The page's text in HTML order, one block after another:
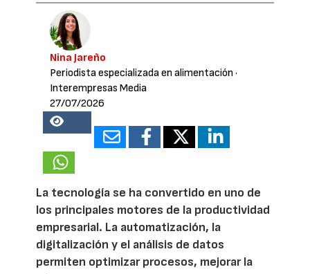
Nina Jareño
Periodista especializada en alimentación ·
Interempresas Media
27/07/2026
18205
La tecnología se ha convertido en uno de
los principales motores de la productividad
empresarial. La automatización, la
digitalización y el análisis de datos
permiten optimizar procesos, mejorar la